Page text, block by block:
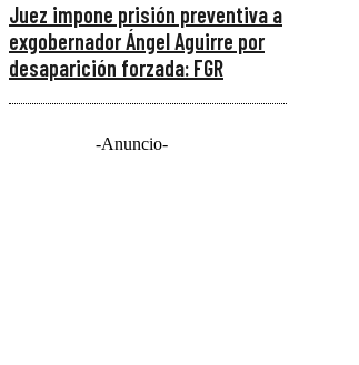
Juez impone prisión preventiva a
exgobernador Ángel Aguirre por
desaparición forzada: FGR
-Anuncio-